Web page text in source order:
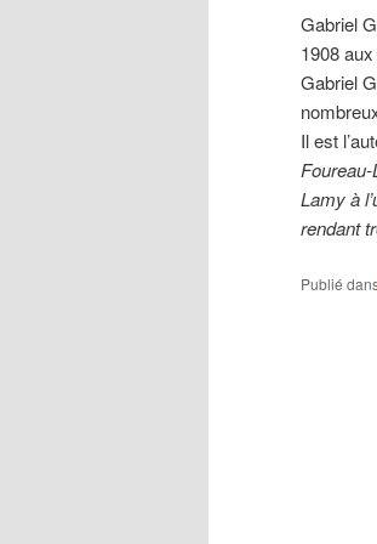
Gabriel
1908
Gabriel
Il est
Lamy à
rendant
Publié